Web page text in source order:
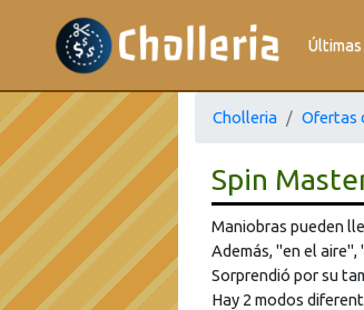
Últimas
Cholleria Ofertas
Spin
Maniobras pueden
Además, "en el
Sorprendió por su
Hay 2 modos